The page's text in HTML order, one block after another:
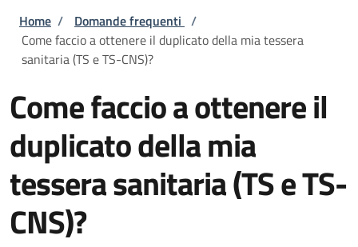
Briciole di pane
Home / Domande frequenti /
Come faccio a ottenere il duplicato della mia tessera
sanitaria (TS e TS-CNS)?
Come faccio a ottenere il
duplicato della mia
tessera sanitaria (TS e TS-
CNS)?